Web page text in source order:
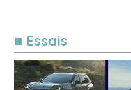
■ Essais